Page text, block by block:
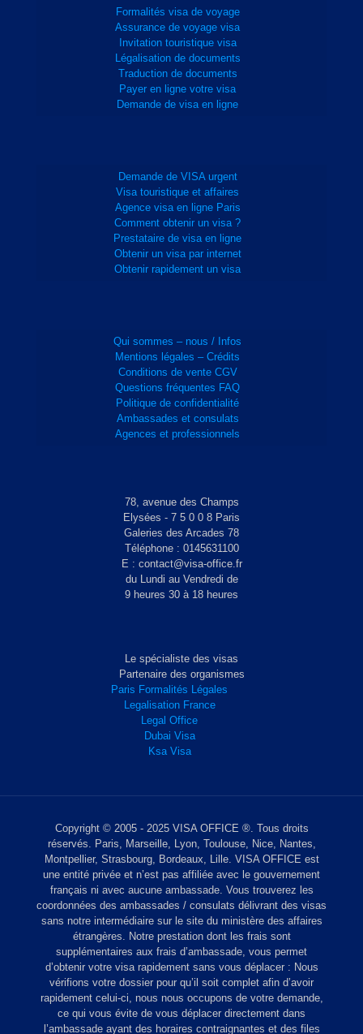
Formalités visa de voyage
Assurance de voyage visa
Invitation touristique visa
Légalisation de documents
Traduction de documents
Payer en ligne votre visa
Demande de visa en ligne
Demande de VISA urgent
Visa touristique et affaires
Agence visa en ligne Paris
Comment obtenir un visa ?
Prestataire de visa en ligne
Obtenir un visa par internet
Obtenir rapidement un visa
Qui sommes – nous / Infos
Mentions légales – Crédits
Conditions de vente CGV
Questions fréquentes FAQ
Politique de confidentialité
Ambassades et consulats
Agences et professionnels
78, avenue des Champs
Elysées - 7 5 0 0 8 Paris
Galeries des Arcades 78
Téléphone : 0145631100
E : contact@visa-office.fr
du Lundi au Vendredi de
9 heures 30 à 18 heures
Le spécialiste des visas
Partenaire des organismes
Paris Formalités Légales
Legalisation France
Legal Office
Dubai Visa
Ksa Visa
Copyright © 2005 - 2025 VISA OFFICE ®. Tous droits
réservés. Paris, Marseille, Lyon, Toulouse, Nice, Nantes,
Montpellier, Strasbourg, Bordeaux, Lille. VISA OFFICE est
une entité privée et n’est pas affiliée avec le gouvernement
français ni avec aucune ambassade. Vous trouverez les
coordonnées des ambassades / consulats délivrant des visas
sans notre intermédiaire sur le site du ministère des affaires
étrangères. Notre prestation dont les frais sont
supplémentaires aux frais d’ambassade, vous permet
d’obtenir votre visa rapidement sans vous déplacer : Nous
vérifions votre dossier pour qu’il soit complet afin d’avoir
rapidement celui-ci, nous nous occupons de votre demande,
ce qui vous évite de vous déplacer directement dans
l’ambassade ayant des horaires contraignantes et des files